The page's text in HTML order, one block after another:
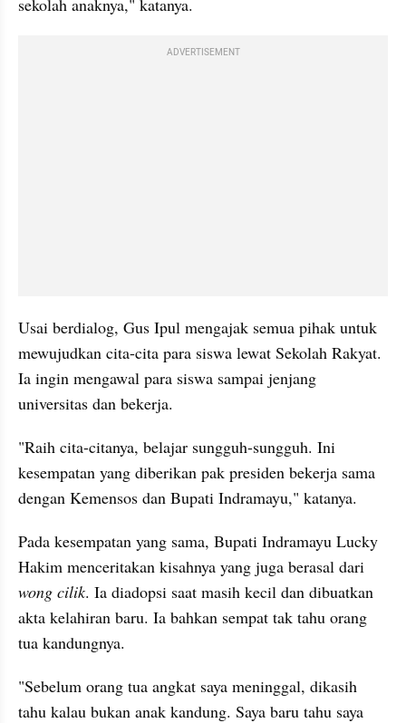
sekolah anaknya," katanya.
ADVERTISEMENT
Usai berdialog, Gus Ipul mengajak semua pihak untuk
mewujudkan cita-cita para siswa lewat Sekolah Rakyat.
Ia ingin mengawal para siswa sampai jenjang
universitas dan bekerja.
"Raih cita-citanya, belajar sungguh-sungguh. Ini
kesempatan yang diberikan pak presiden bekerja sama
dengan Kemensos dan Bupati Indramayu," katanya.
Pada kesempatan yang sama, Bupati Indramayu Lucky
wong cilik. Ia diadopsi saat masih kecil dan dibuatkan
akta kelahiran baru. Ia bahkan sempat tak tahu orang
tua kandungnya.
"Sebelum orang tua angkat saya meninggal, dikasih
tahu kalau bukan anak kandung. Saya baru tahu saya